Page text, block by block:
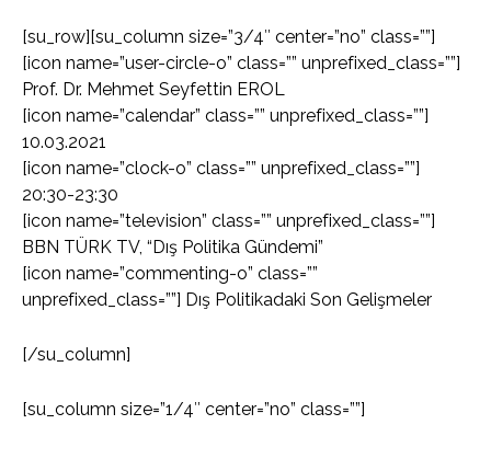
[su_row][su_column size=”3/4″ center=”no” class=””]
[icon name=”user-circle-o” class=”” unprefixed_class=””]
Prof. Dr. Mehmet Seyfettin EROL
[icon name=”calendar” class=”” unprefixed_class=””]
10.03.2021
[icon name=”clock-o” class=”” unprefixed_class=””]
20:30-23:30
[icon name=”television” class=”” unprefixed_class=””]
BBN TÜRK TV, “Dış Politika Gündemi”
[icon name=”commenting-o” class=””
unprefixed_class=””] Dış Politikadaki Son Gelişmeler
[/su_column]
[su_column size=”1/4″ center=”no” class=””]